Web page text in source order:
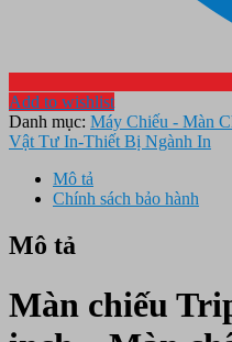
Add to wishlist
Danh mục: Máy Chiếu - Màn
Vật Tư In-Thiết Bị Ngành In
Mô tả
Chính sách bảo hành
Mô tả
Màn chiếu